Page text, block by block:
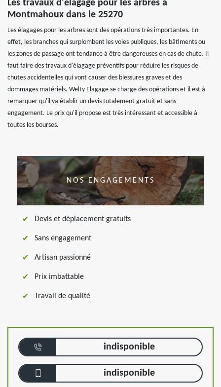
Les travaux d'élagage pour les arbres à
Montmahoux dans le 25270
Les élagages pour les arbres sont des opérations très importantes. En
effet, les branches qui surplombent les voies publiques, les bâtiments ou
les zones de passage ont tendance à être dangereuses en cas de chute. Il
faut faire des travaux d'élagage préventifs pour réduire les risques de
chutes accidentelles qui vont causer des blessures graves et des
dommages matériels. Welty Elagage se charge des opérations et il est à
remarquer qu'il va établir un devis totalement gratuit et sans
engagement. Le prix qu'il propose est très intéressant et accessible à
toutes les bourses.
NOS ENGAGEMENTS
Devis et déplacement gratuits
Sans engagement
Artisan passionné
Prix imbattable
Travail de qualité
indisponible
indisponible